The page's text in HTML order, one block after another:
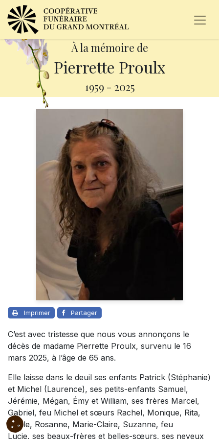
À la mémoire de
Pierrette Proulx
1959 - 2025
Imprimer Partager
C’est avec tristesse que nous vous annonçons le
décès de madame Pierrette Proulx, survenu le 16
mars 2025, à l’âge de 65 ans.
Elle laisse dans le deuil ses enfants Patrick (Stéphanie)
et Michel (Laurence), ses petits-enfants Samuel,
Jérémie, Mégan, Émy et William, ses frères Marcel,
Gabriel, feu Michel et sœurs Rachel, Monique, Rita,
Cécile, Rosanne, Marie-Claire, Suzanne, feu
Lucie, ses beaux-frères et belles-sœurs, ses neveux